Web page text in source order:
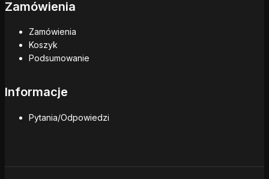
Zamówienia
Zamówienia
Koszyk
Podsumowanie
Informacje
Pytania/Odpowiedzi